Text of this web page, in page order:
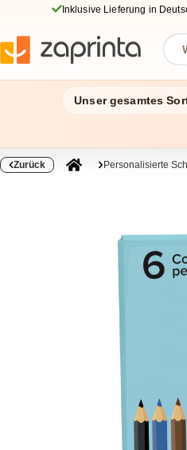
Inklusive Lieferung in
Unser gesamtes
Zurück Personalisierte